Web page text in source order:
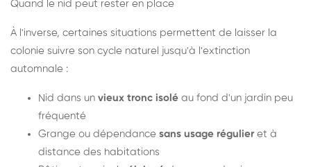
Quand le nid peut rester en place
À l'inverse, certaines situations permettent de laisser la
colonie suivre son cycle naturel jusqu'à l'extinction
automnale :
Nid dans un vieux tronc isolé au fond d'un jardin peu
fréquenté
Grange ou dépendance sans usage régulier et à
distance des habitations